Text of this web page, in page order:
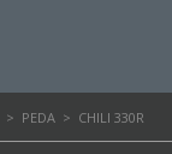
> PEDA > CHILI 330R